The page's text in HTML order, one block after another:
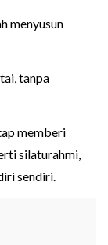
menyusun
tanpa
memberi
silaturahmi,
sendiri.